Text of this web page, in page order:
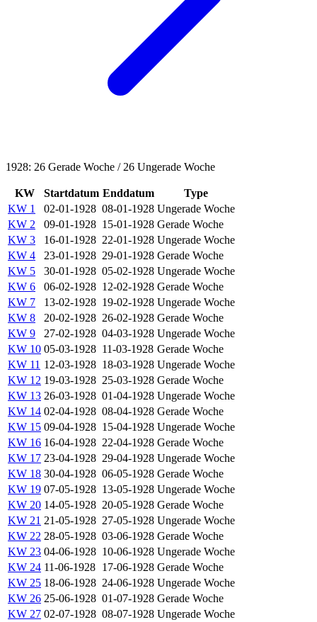
1928: 26 Gerade Woche / 26 Ungerade Woche
KW Startdatum Enddatum
Type
KW 1
02-01-1928 08-01-1928 Ungerade Woche
KW 2
09-01-1928 15-01-1928 Gerade Woche
KW 3
16-01-1928 22-01-1928 Ungerade Woche
KW 4
23-01-1928 29-01-1928 Gerade Woche
KW 5
30-01-1928 05-02-1928 Ungerade Woche
KW 6
06-02-1928 12-02-1928 Gerade Woche
KW 7
13-02-1928 19-02-1928 Ungerade Woche
KW 8
20-02-1928 26-02-1928 Gerade Woche
KW 9
27-02-1928 04-03-1928 Ungerade Woche
KW 10 05-03-1928 11-03-1928 Gerade Woche
KW 11 12-03-1928 18-03-1928 Ungerade Woche
KW 12 19-03-1928 25-03-1928 Gerade Woche
KW 13 26-03-1928 01-04-1928 Ungerade Woche
KW 14 02-04-1928 08-04-1928 Gerade Woche
KW 15 09-04-1928 15-04-1928 Ungerade Woche
KW 16 16-04-1928 22-04-1928 Gerade Woche
KW 17 23-04-1928 29-04-1928 Ungerade Woche
KW 18 30-04-1928 06-05-1928 Gerade Woche
KW 19 07-05-1928 13-05-1928 Ungerade Woche
KW 20 14-05-1928 20-05-1928 Gerade Woche
KW 21 21-05-1928 27-05-1928 Ungerade Woche
KW 22 28-05-1928 03-06-1928 Gerade Woche
KW 23 04-06-1928 10-06-1928 Ungerade Woche
KW 24 11-06-1928 17-06-1928 Gerade Woche
KW 25 18-06-1928 24-06-1928 Ungerade Woche
KW 26 25-06-1928 01-07-1928 Gerade Woche
KW 27 02-07-1928 08-07-1928 Ungerade Woche